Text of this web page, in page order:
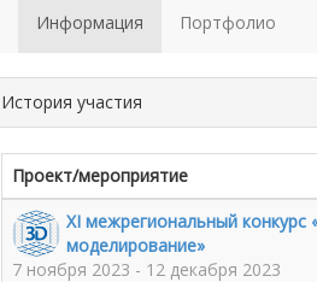
Информация Портфолио
История участия
Проект/мероприятие
XI межрегиональный
моделирование»
7 ноября 2023 - 12 декабря 2023